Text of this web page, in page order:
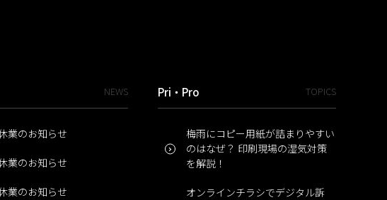
NEWS
業のお知らせ
業のお知らせ
業のお知らせ
Pri・Pro TOPICS
梅雨にコピー用紙が詰まりやすい
のはなぜ？ 印刷現場の湿気対策
を解説！
オンラインチラシでデジタル訴